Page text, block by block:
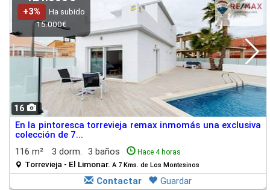
16
+3%
Ha subido
15.000€
En la pintoresca torrevieja remax inmomás una exclusiva
colección de 7...
116 m²
3 dorm. 3 baños Hace 4 horas
Torrevieja - El Limonar. A 7 Kms. de Los Montesinos
Contactar Guardar